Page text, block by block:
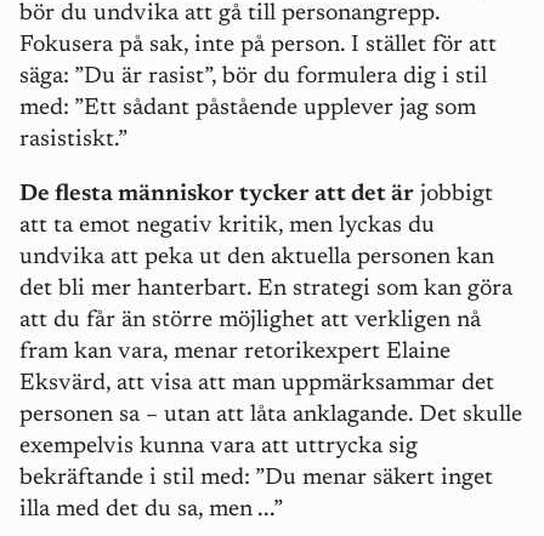
bör du undvika att gå till personangrepp.
Fokusera på sak, inte på person. I stället för att
säga: ”Du är rasist”, bör du formulera dig i stil
med: ”Ett sådant påstående upplever jag som
rasistiskt.”
De flesta människor tycker att det är jobbigt
att ta emot negativ kritik, men lyckas du
undvika att peka ut den aktuella personen kan
det bli mer hanterbart. En strategi som kan göra
att du får än större möjlighet att verkligen nå
fram kan vara, menar retorikexpert Elaine
Eksvärd, att visa att man uppmärksammar det
personen sa – utan att låta anklagande. Det skulle
exempelvis kunna vara att uttrycka sig
bekräftande i stil med: ”Du menar säkert inget
illa med det du sa, men ...”